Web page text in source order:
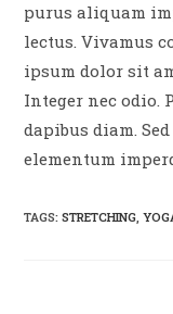
purus aliquam
lectus. Vivamus
ipsum dolor sit
Integer nec odio.
dapibus diam.
elementum
TAGS:STRETCHING,